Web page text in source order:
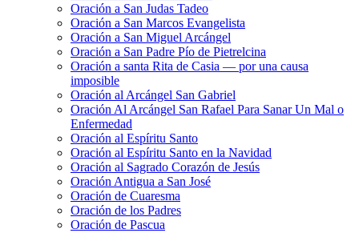
Oración a San Judas Tadeo
Oración a San Marcos Evangelista
Oración a San Miguel Arcángel
Oración a San Padre Pío de Pietrelcina
Oración a santa Rita de Casia — por una causa
imposible
Oración al Arcángel San Gabriel
Oración Al Arcángel San Rafael Para Sanar Un Mal o
Enfermedad
Oración al Espíritu Santo
Oración al Espíritu Santo en la Navidad
Oración al Sagrado Corazón de Jesús
Oración Antigua a San José
Oración de Cuaresma
Oración de los Padres
Oración de Pascua